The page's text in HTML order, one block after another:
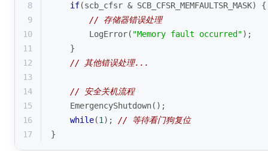
8
if(scb_cfsr & SCB_CFSR_MEMFAULTSR_MASK) {
9
// 存储器错误处理
10
        LogError(
"Memory fault occurred");
11
    }
12
// 其他错误处理...
13
14
// 安全关机流程
15
    EmergencyShutdown();
16
while(1 ); // 等待看门狗复位
17
}